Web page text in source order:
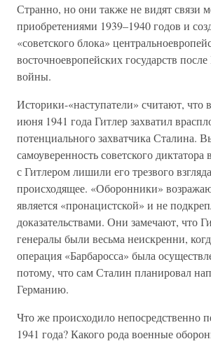
Странно, но они также не видят связи
приобретениями 1939–1940 годов и
«советского блока»
восточноевропейских государств
войны.
Историки-«наступатели» считают, что
июня 1941 года Гитлер захватил
потенциального захватчика Сталина.
самоуверенность советского
с Гитлером лишили его трезвого
происходящее. «Оборонники»
является «пронацистской» и не
доказательствами. Они замечают, что
генералы были весьма неискренни,
операция «Барбаросса» была
потому, что сам Сталин планировал
Германию.
Что же происходило непосредственно
1941 года? Какого рода военные